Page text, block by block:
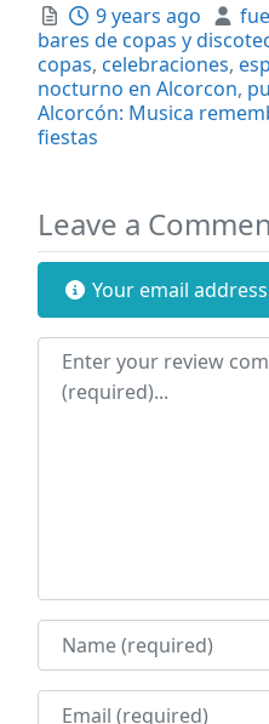
Posted
9 years ago
bares de copas y
copas, celebraciones,
nocturno en Alcorcon,
Alcorcón: Musica
fiestas
Leave a
Your email
Review text
Name
Email